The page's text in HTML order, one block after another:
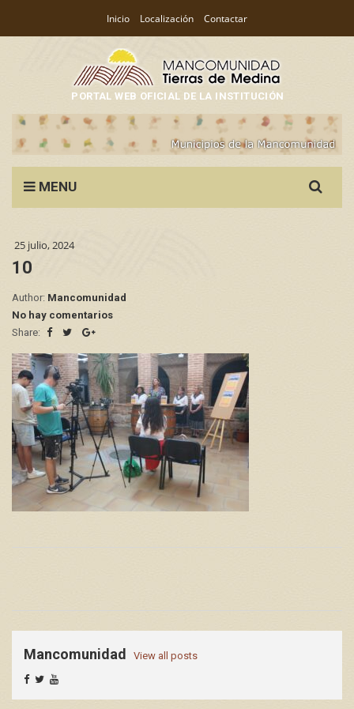
Inicio Localización Contactar
PORTAL WEB OFICIAL DE LA INSTITUCIÓN
MENU
for:
25 julio, 2024
10
Author: Mancomunidad
No hay comentarios
Share:
Mancomunidad View all posts